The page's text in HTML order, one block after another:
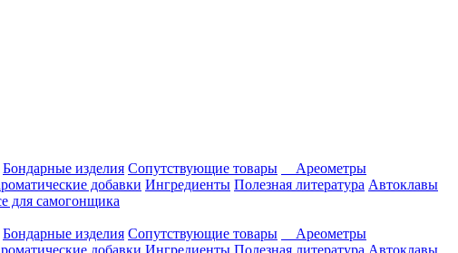
Бондарные изделия Сопутствующие товары
Ареометры
добавки Ингредиенты Полезная литература Автоклавы
для самогонщика
Бондарные изделия Сопутствующие товары
Ареометры
добавки Ингредиенты Полезная литература Автоклавы